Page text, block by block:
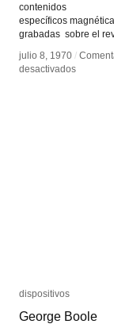
contenidos
específicos
grabadas sobre el
julio 8, 1970 /
desactivadosen
julio 8, 1970 /
desactivadosen
dispositivos
George Boole
dispositivos
George Boole